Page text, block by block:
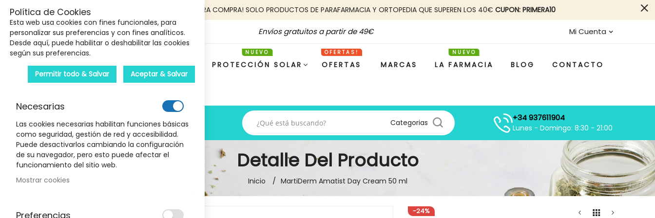
5€ DE DESCUENTO EN TU PRIMERA COMPRA! SOLO PRODUCTOS DE PARAFARMACIA Y ORTOPEDIA QUE SUPEREN LOS 40€ CUPON: PRIMERA10
Envíos gratuitos a partir de 49€ Mi Cuenta
PROTECCIÓN SOLAR OFERTAS MARCAS LA FARMACIA BLOG CONTACTO
PRODUCTOS Categorias +34 937611904
Lunes - Domingo: 8:30 - 21:00
Detalle Del Producto
Inicio MartiDerm Amatist Day Cream 50 ml
-24%
Marcas
Política de Cookies
Esta web usa cookies con fines funcionales, para
personalizar sus preferencias y con fines analíticos.
Desde aquí, puede habilitar o deshabilitar las cookies
según sus preferencias.
Permitir todo & Salvar Aceptar & Salvar
Necesarias
Las cookies necesarias habilitan funciones básicas
como seguridad, gestión de red y accesibilidad.
Puede desactivarlos cambiando la configuración
de su navegador, pero esto puede afectar el
funcionamiento del sitio web.
Mostrar cookies
Preferencias